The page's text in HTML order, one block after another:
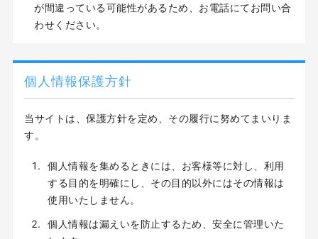
が間違っている可能性があるため、お電話にてお問い合
わせください。
個人情報保護方針
当サイトは、保護方針を定め、その履行に努めてまいりま
す。
個人情報を集めるときには、お客様等に対し、利用
する目的を明確にし、その目的以外にはその情報は
使用いたしません。
個人情報は漏えいを防止するため、安全に管理いた